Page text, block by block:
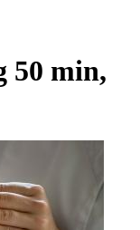
50 min,